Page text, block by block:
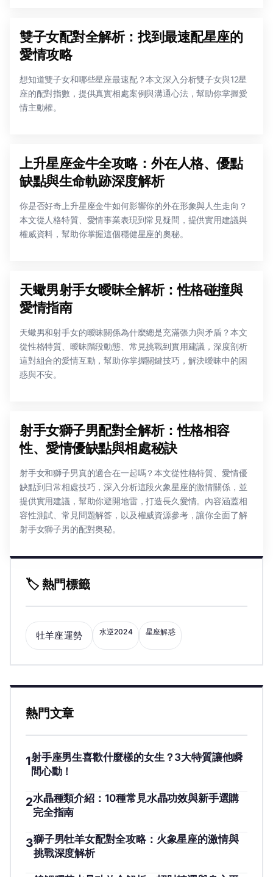
雙子女配對全解析：找到最速配星座的
愛情攻略
想知道雙子女和哪些星座最速配？本文深入分析雙子女與12星
座的配對指數，提供真實相處案例與溝通心法，幫助你掌握愛
情主動權。
上升星座金牛全攻略：外在人格、優點
缺點與生命軌跡深度解析
你是否好奇上升星座金牛如何影響你的外在形象與人生走向？
本文從人格特質、愛情事業表現到常見疑問，提供實用建議與
權威資料，幫助你掌握這個穩健星座的奧秘。
天蠍男射手女曖昧全解析：性格碰撞與
愛情指南
天蠍男和射手女的曖昧關係為什麼總是充滿張力與矛盾？本文
從性格特質、曖昧階段動態、常見挑戰到實用建議，深度剖析
這對組合的愛情互動，幫助你掌握關鍵技巧，解決曖昧中的困
惑與不安。
射手女獅子男配對全解析：性格相容
性、愛情優缺點與相處秘訣
射手女和獅子男真的適合在一起嗎？本文從性格特質、愛情優
缺點到日常相處技巧，深入分析這段火象星座的激情關係，並
提供實用建議，幫助你避開地雷，打造長久愛情。內容涵蓋相
容性測試、常見問題解答，以及權威資源參考，讓你全面了解
射手女獅子男的配對奥秘。
🏷️ 熱門標籤
牡羊座運勢 水逆2024 星座解惑
熱門文章
1射手座男生喜歡什麼樣的女生？3大特質讓他瞬
間心動！
2水晶種類介紹：10種常見水晶功效與新手選購
完全指南
3獅子男牡羊女配對全攻略：火象星座的激情與
挑戰深度解析